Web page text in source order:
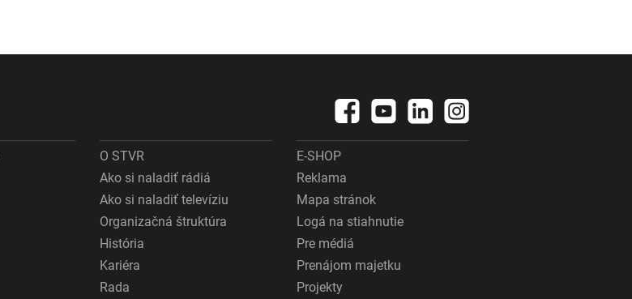
O STVR
Ako si naladiť rádiá
Ako si naladiť televíziu
Organizačná štruktúra
História
Kariéra
Rada
E-SHOP
Reklama
Mapa stránok
Logá na stiahnutie
Pre médiá
Prenájom majetku
Projekty